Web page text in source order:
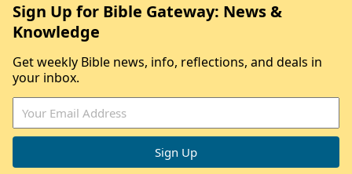
Sign Up for Bible Gateway: News &
Knowledge
Get weekly Bible news, info, reflections, and deals in
your inbox.